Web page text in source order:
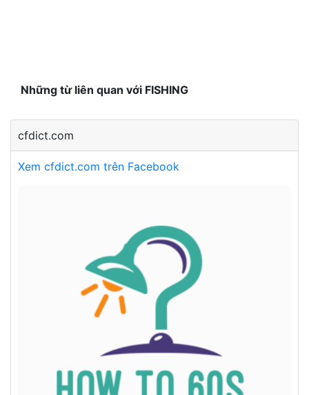
Những từ liên quan với FISHING
cfdict.com
Xem cfdict.com trên Facebook